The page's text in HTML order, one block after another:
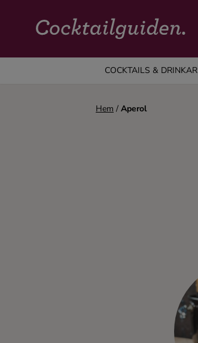
COCKTAILS & DRINKAR
COCKTAILS & DRINKAR
Alla cocktails & drinkar
Hem / Aperol